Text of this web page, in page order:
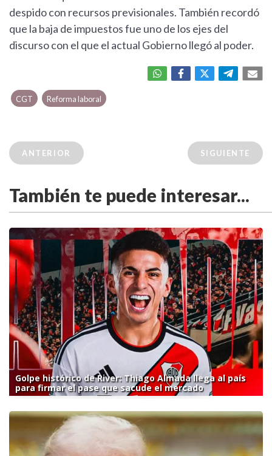
despido con recursos previsionales. También recordó
que la baja de impuestos fue uno de los ejes del
discurso con el que el actual Gobierno llegó al poder.
CGT Reforma laboral
ANTERIOR SIGUIENTE
También te puede interesar...
Golpe histórico de River: Thiago Almada llega al país
para firmar el pase que sacude el mercado